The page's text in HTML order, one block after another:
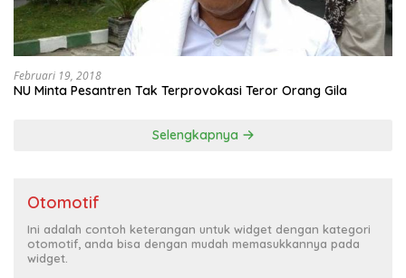
Februari 19, 2018
NU Minta Pesantren Tak Terprovokasi Teror Orang Gila
Selengkapnya
Otomotif
Ini adalah contoh keterangan untuk widget dengan kategori
otomotif, anda bisa dengan mudah memasukkannya pada
widget.